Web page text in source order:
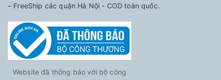
– FreeShip các quận Hà Nội - COD toàn quốc.
Website đã thông báo với bộ công